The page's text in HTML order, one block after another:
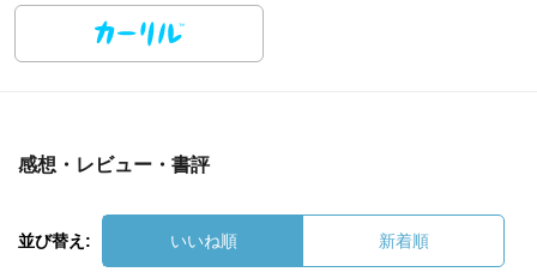
感想・レビュー・書評
並び替え: いいね順 新着順